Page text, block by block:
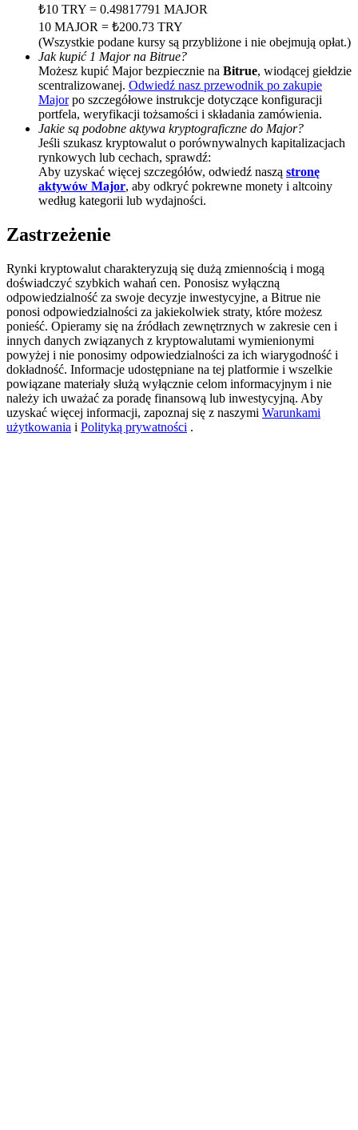
Deposit & Trade BTC to Share 25000 USDT prize pool!
Deposit CASHCAT & Win
Share 500000 CASHCAT prize pool
Exclusive for BitMart Users
Register & Trade to Win 500,000 USDT
Precious Metals Trading Carnival
Trade Gold & Silver · 33,333 USDT Bonus
USDT New User Exclusive 10% APR
USDT Flexible Staking | Daily Rewards
₺10 TRY = 0.49817791 MAJOR
10 MAJOR = ₺200.73 TRY
(Wszystkie podane kursy są przybliżone i nie obejmują opłat.)
Jak kupić 1 Major na Bitrue?
Możesz kupić Major bezpiecznie na Bitrue, wiodącej giełdzie
scentralizowanej. Odwiedź nasz przewodnik po zakupie
Majorpo szczegółowe instrukcje dotyczące konfiguracji
portfela, weryfikacji tożsamości i składania zamówienia.
Jakie są podobne aktywa kryptograficzne do Major?
Jeśli szukasz kryptowalut o porównywalnych kapitalizacjach
rynkowych lub cechach, sprawdź:
Aby uzyskać więcej szczegółów, odwiedź naszą stronę
aktywów Major, aby odkryć pokrewne monety i altcoiny
według kategorii lub wydajności.
Zastrzeżenie
Rynki kryptowalut charakteryzują się dużą zmiennością i mogą
doświadczyć szybkich wahań cen. Ponosisz wyłączną
odpowiedzialność za swoje decyzje inwestycyjne, a Bitrue nie
ponosi odpowiedzialności za jakiekolwiek straty, które możesz
ponieść. Opieramy się na źródłach zewnętrznych w zakresie cen i
innych danych związanych z kryptowalutami wymienionymi
powyżej i nie ponosimy odpowiedzialności za ich wiarygodność i
dokładność. Informacje udostępniane na tej platformie i wszelkie
powiązane materiały służą wyłącznie celom informacyjnym i nie
należy ich uważać za poradę finansową lub inwestycyjną. Aby
uzyskać więcej informacji, zapoznaj się z naszymi Warunkami
użytkowania i Polityką prywatności .